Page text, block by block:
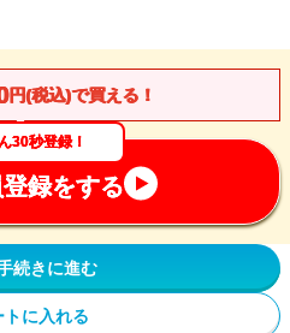
円(税込)で買える！
30秒登録！
録をする
続きに進む
トに入れる